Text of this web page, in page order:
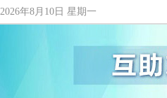
2026年8月10日 星期一